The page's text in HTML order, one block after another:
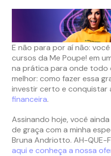
E não para por aí não:
cursos da Me Poupe! em
na prática para onde todo
melhor: como fazer essa
investir certo e conquistar
financeira.
Assinando hoje, você
de graça com a minha
Bruna Andriotto. AH-QUE-
aqui e conheça a nossa